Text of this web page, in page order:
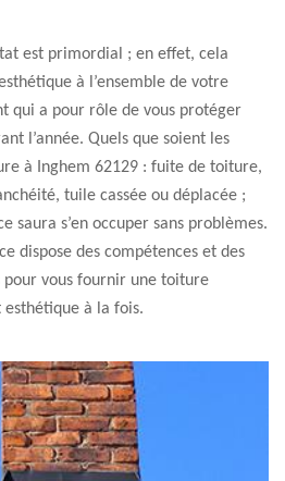
est primordial ; en effet, cela
à l’ensemble de votre
qui a pour rôle de vous protéger
l’année. Quels que soient les
à Inghem 62129 : fuite de toiture,
tuile cassée ou déplacée ;
saura s’en occuper sans problèmes.
dispose des compétences et des
pour vous fournir une toiture
à la fois.